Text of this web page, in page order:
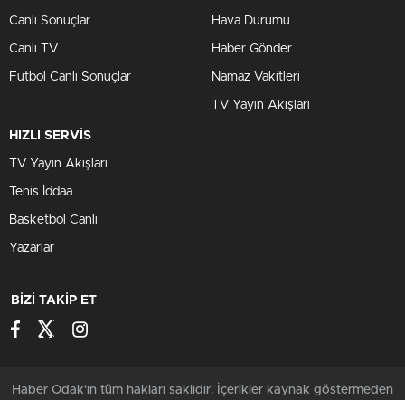
Canlı Sonuçlar
Canlı TV
Futbol Canlı Sonuçlar
Hava Durumu
Haber Gönder
Namaz Vakitleri
TV Yayın Akışları
HIZLI SERVİS
TV Yayın Akışları
Tenis İddaa
Basketbol Canlı
Yazarlar
BİZİ TAKİP ET
Haber Odak'ın tüm hakları saklıdır. İçerikler kaynak göstermeden